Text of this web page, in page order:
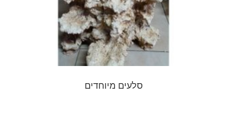
סלעים מיוחדים